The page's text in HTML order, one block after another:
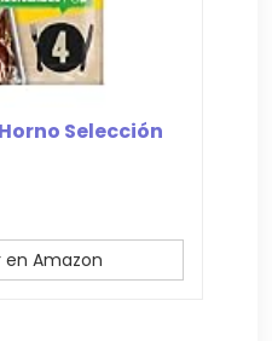
Selección
Amazon